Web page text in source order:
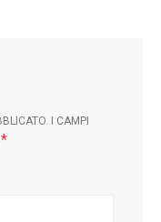
I CAMPI
*